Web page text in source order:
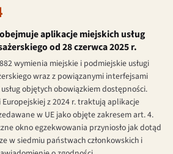
aplikacje miejskich usług
od 28 czerwca 2025 r.
wymienia miejskie i podmiejskie usługi
wraz z powiązanymi interfejsami
objętych obowiązkiem dostępności.
Europejskiej z 2024 r. traktują aplikacje
w UE jako objęte zakresem art. 4.
okno egzekwowania przyniosło jak dotąd
w siedmiu państwach członkowskich i